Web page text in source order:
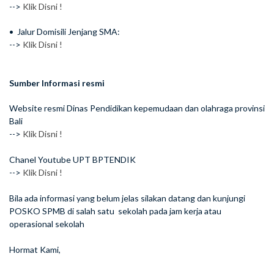
--> Klik Disni !
•⁠ Jalur Domisili Jenjang SMA:
--> Klik Disni !
Sumber Informasi resmi
Website resmi Dinas Pendidikan kepemudaan dan olahraga provinsi
Bali
--> Klik Disni !
Chanel Youtube UPT BPTENDIK
--> Klik Disni !
Bila ada informasi yang belum jelas silakan datang dan kunjungi
POSKO SPMB di salah satu sekolah pada jam kerja atau
operasional sekolah
Hormat Kami,